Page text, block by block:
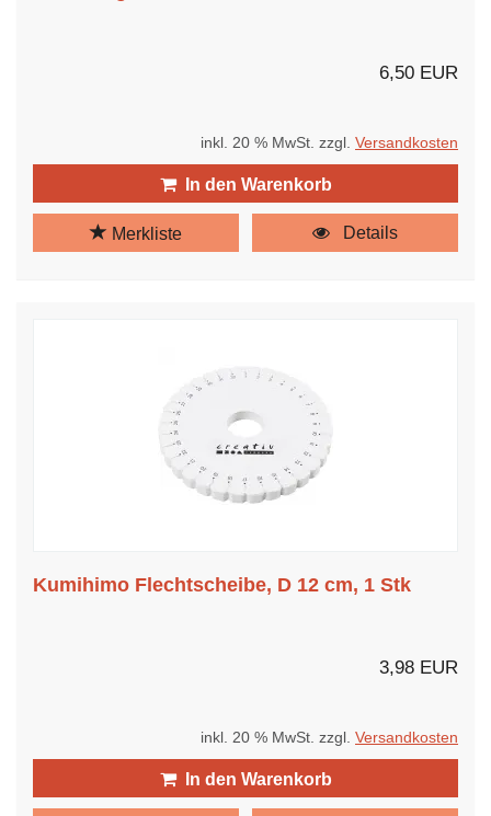
6,50 EUR
inkl. 20 % MwSt. zzgl. Versandkosten
In den Warenkorb
Merkliste Details
Kumihimo Flechtscheibe, D 12 cm, 1 Stk
3,98 EUR
inkl. 20 % MwSt. zzgl. Versandkosten
In den Warenkorb